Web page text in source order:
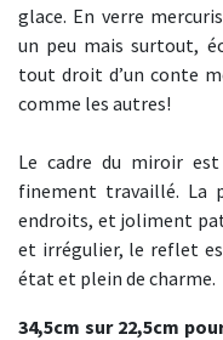
glace. En verre
un peu mais surtout,
tout droit d’un conte
comme les autres!
Le cadre du miroir
finement travaillé. La
endroits, et joliment
et irrégulier, le reflet
état et plein de charme.
34,5cm sur 22,5cm